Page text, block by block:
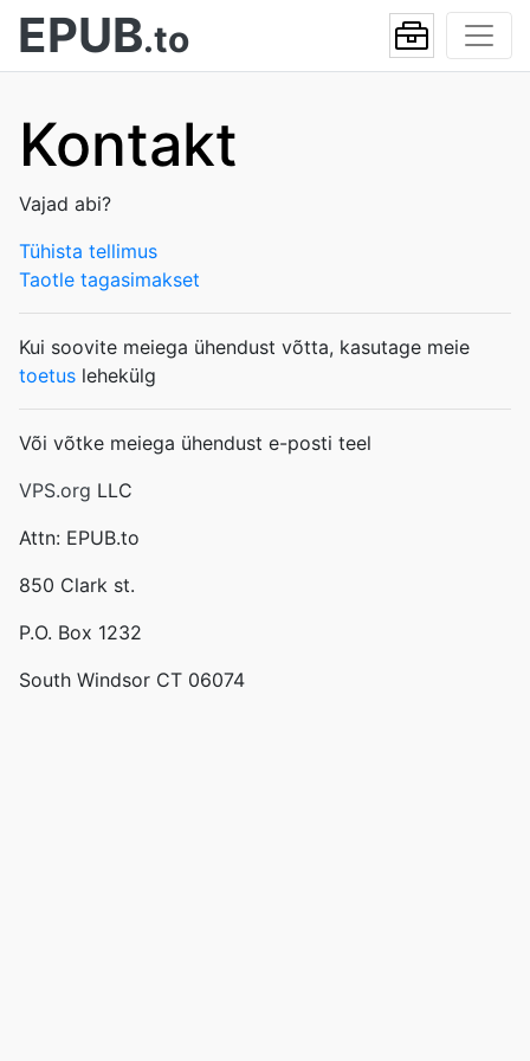
EPUB.to
Kontakt
Vajad abi?
Tühista tellimus
Taotle tagasimakset
Kui soovite meiega ühendust võtta, kasutage meie
toetus lehekülg
Või võtke meiega ühendust e-posti teel
VPS.org LLC
Attn: EPUB.to
850 Clark st.
P.O. Box 1232
South Windsor CT 06074